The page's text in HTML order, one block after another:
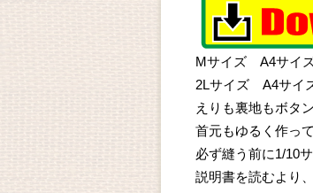
Mサイズ A4サイ
2Lサイズ A4サ
えりも裏地もボタ
首元もゆるく作っ
必ず縫う前に1/10
説明書を読むより